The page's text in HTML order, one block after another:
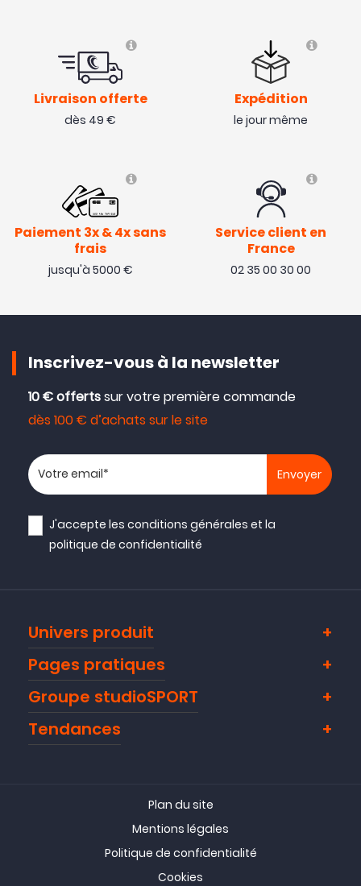
Livraison offerte
dès 49 €
Expédition
le jour même
Paiement 3x & 4x sans
frais
jusqu'à 5000 €
Service client en
France
02 35 00 30 00
Inscrivez-vous à la newsletter
10 € offertssur votre première commande
dès 100 € d’achats sur le site
Votre adresse email
J'accepte lesconditions générales et la
politique de confidentialité
Univers produit
Pages pratiques
Groupe studioSPORT
Tendances
Plan du site
Mentions légales
Politique de confidentialité
Cookies